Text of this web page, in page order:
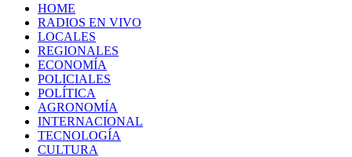
HOME
RADIOS EN VIVO
LOCALES
REGIONALES
ECONOMÍA
POLICIALES
POLÍTICA
AGRONOMÍA
INTERNACIONAL
TECNOLOGÍA
CULTURA